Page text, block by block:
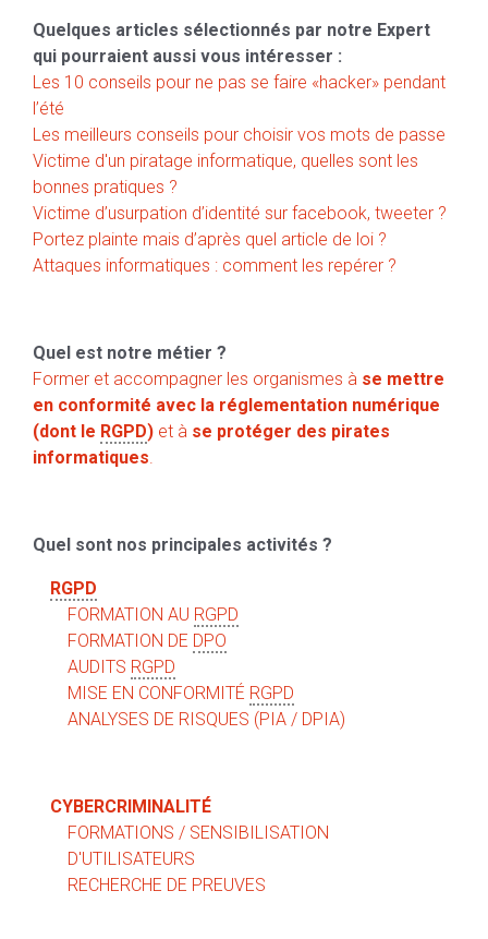
Quelques articles sélectionnés par notre Expert
qui pourraient aussi vous intéresser :
Les 10 conseils pour ne pas se faire «hacker» pendant
l’été
Les meilleurs conseils pour choisir vos mots de passe
Victime d'un piratage informatique, quelles sont les
bonnes pratiques ?
Victime d’usurpation d’identité sur facebook, tweeter ?
Portez plainte mais d’après quel article de loi ?
Attaques informatiques : comment les repérer ?
Quel est notre métier ?
Former et accompagner les organismes à se mettre
en conformité avec la réglementation numérique
(dont le RGPD) et à se protéger des pirates
informatiques.
Quel sont nos principales activités ?
RGPD
FORMATION AU RGPD
FORMATION DE DPO
AUDITS RGPD
MISE EN CONFORMITÉ RGPD
ANALYSES DE RISQUES (PIA / DPIA)
CYBERCRIMINALITÉ
FORMATIONS / SENSIBILISATION
D'UTILISATEURS
RECHERCHE DE PREUVES